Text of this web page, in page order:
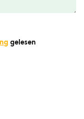
gelesen